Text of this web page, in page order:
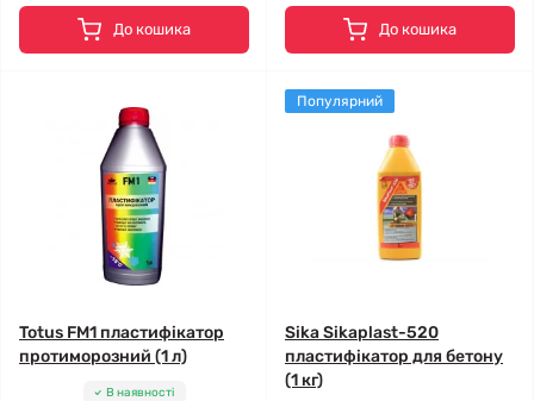
До кошика До кошика
Totus FM1 пластифікатор
протиморозний (1 л)
В наявності
Популярний
Sika Sikaplast-520
пластифікатор для бетону
(1 кг)